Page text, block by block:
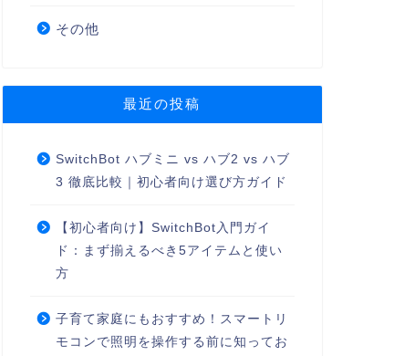
その他
最近の投稿
SwitchBot ハブミニ vs ハブ2 vs ハブ
3 徹底比較｜初心者向け選び方ガイド
【初心者向け】SwitchBot入門ガイ
ド：まず揃えるべき5アイテムと使い
方
子育て家庭にもおすすめ！スマートリ
モコンで照明を操作する前に知ってお